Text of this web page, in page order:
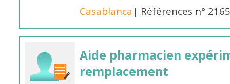
Casablanca | Références n°
Aide pharmacien
remplacement